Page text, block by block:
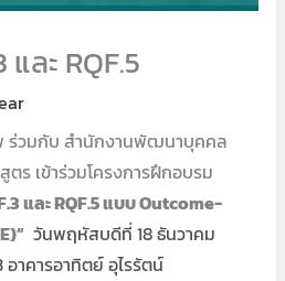
และ RQF.5
ร่วมกับ สำนักงานพัฒนาบุคคล
ร เข้าร่วมโครงการฝึกอบรม
และ RQF.5 แบบ Outcome-
วันพฤหัสบดีที่ 18 ธันวาคม
าคารอาทิตย์ อุไรรัตน์